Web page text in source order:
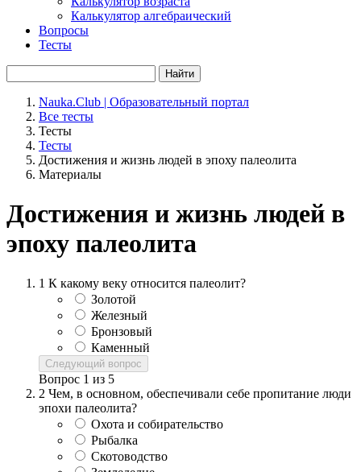
Калькулятор алгебраический
Вопросы
Тесты
Найти
Nauka.Club | Образовательный портал
Все тесты
Тесты
Тесты
Достижения и жизнь людей в эпоху палеолита
Материалы
Достижения и жизнь людей в
эпоху палеолита
1 К какому веку относится палеолит?
Золотой
Железный
Бронзовый
Каменный
Следующий вопрос
Вопрос 1 из 5
2 Чем, в основном, обеспечивали себе пропитание люди
эпохи палеолита?
Охота и собирательство
Рыбалка
Скотоводство